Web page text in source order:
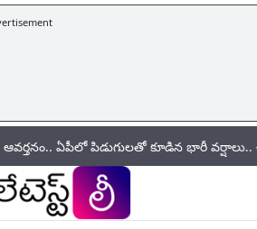
పిడుగులతో కూడిన భారీ వర్షాలు.. ఈ జిల్లాల